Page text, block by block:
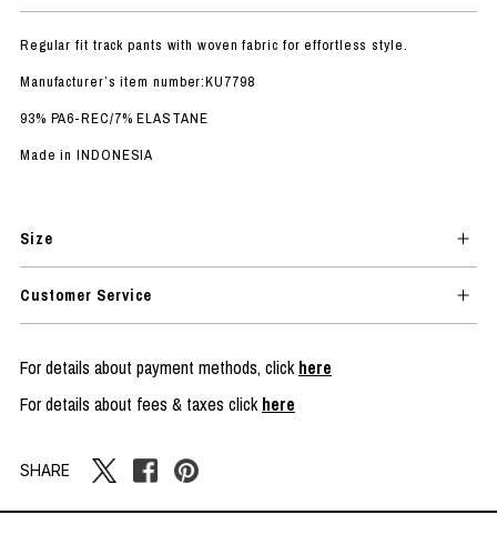
Regular fit track pants with woven fabric for effortless style.
Manufacturer’s item number:KU7798
93% PA6-REC/7% ELASTANE
Made in INDONESIA
Size
Customer Service
For details about payment methods, clickhere
For details about fees & taxes clickhere
SHARE